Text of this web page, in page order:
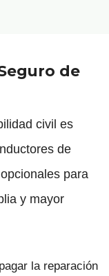
de
civil es
de
para
y mayor
la reparación